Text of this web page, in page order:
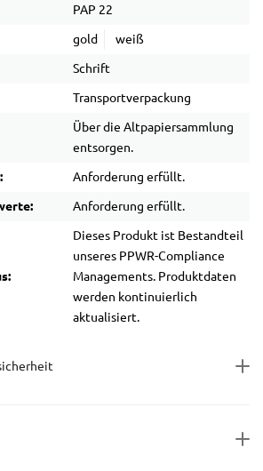
PAP 22
gold weiß
Schrift
Transportverpackung
Über die Altpapiersammlung
entsorgen.
Anforderung erfüllt.
Anforderung erfüllt.
Dieses Produkt ist Bestandteil
unseres PPWR-Compliance
Managements. Produktdaten
werden kontinuierlich
aktualisiert.